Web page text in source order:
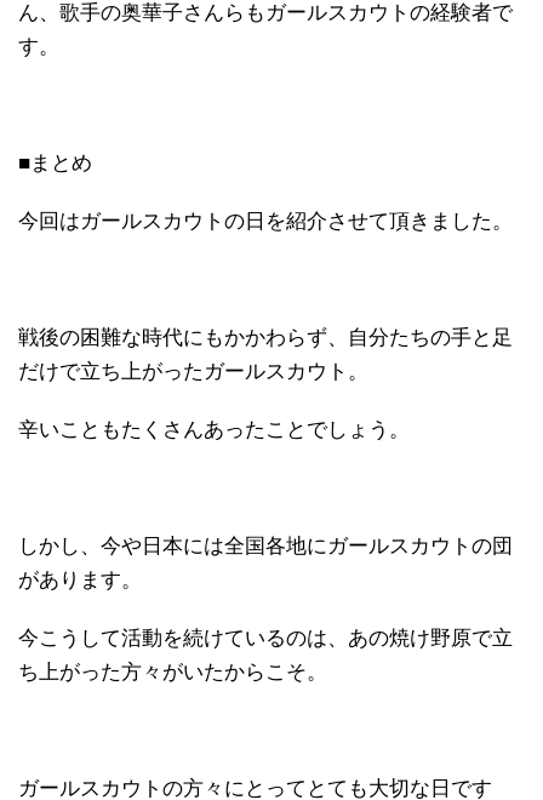
ん、歌手の奥華子さんらもガールスカウトの経験者で
す。
■まとめ
今回はガールスカウトの日を紹介させて頂きました。
戦後の困難な時代にもかかわらず、自分たちの手と足
だけで立ち上がったガールスカウト。
辛いこともたくさんあったことでしょう。
しかし、今や日本には全国各地にガールスカウトの団
があります。
今こうして活動を続けているのは、あの焼け野原で立
ち上がった方々がいたからこそ。
ガールスカウトの方々にとってとても大切な日です